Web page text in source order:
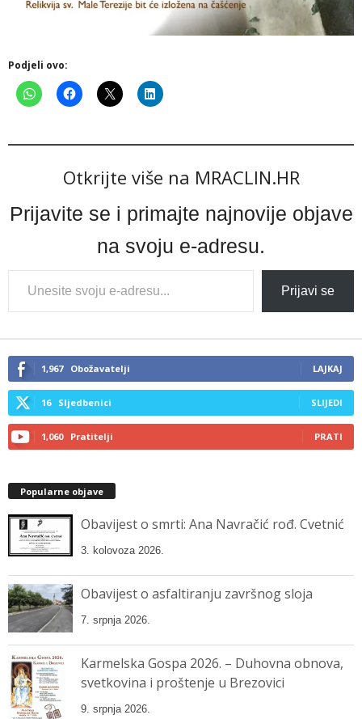
Podjeli ovo:
Otkrijte više na MRACLIN.HR
Prijavite se i primajte najnovije objave
na svoju e-adresu.
Type
your
email…
Prijavi se
1,967 Obožavatelji LAJKAJ
16 Sljedbenici SLIJEDI
1,060 Pratitelji PRATI
Popularne objave
Obavijest o smrti: Ana Navračić rođ. Cvetnić
3. kolovoza 2026.
Obavijest o asfaltiranju završnog sloja
7. srpnja 2026.
Karmelska Gospa 2026. – Duhovna obnova,
svetkovina i proštenje u Brezovici
9. srpnja 2026.